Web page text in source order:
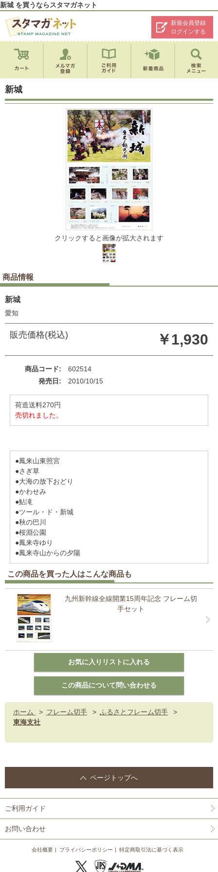
新城 を買うならスタマガネット
新規会員登録
ログインする
新城
クリックすると画像が拡大されます
商品情報
新城
愛知
販売価格(税込) ￥1,930
商品コード
602514
発売日
2010/10/15
荷造送料270円
売切れました。
●鳳来山東照宮
●さぎ草
●大海の放下おどり
●かわせみ
●鮎滝
●ツール・ド・新城
●秋の巴川
●桜淵公園
●鳳来寺ゆり
●鳳来寺山からの夕陽
この商品を買った人はこんな商品も
九州新幹線全線開業15周年記念 フレーム切
手セット
ホーム > フレーム切手 > ふるさとフレーム切手
>
東海支社
ページトップへ
ご利用ガイド
お問い合わせ
会社概要 プライバシーポリシー 特定商取引法に基づく表示